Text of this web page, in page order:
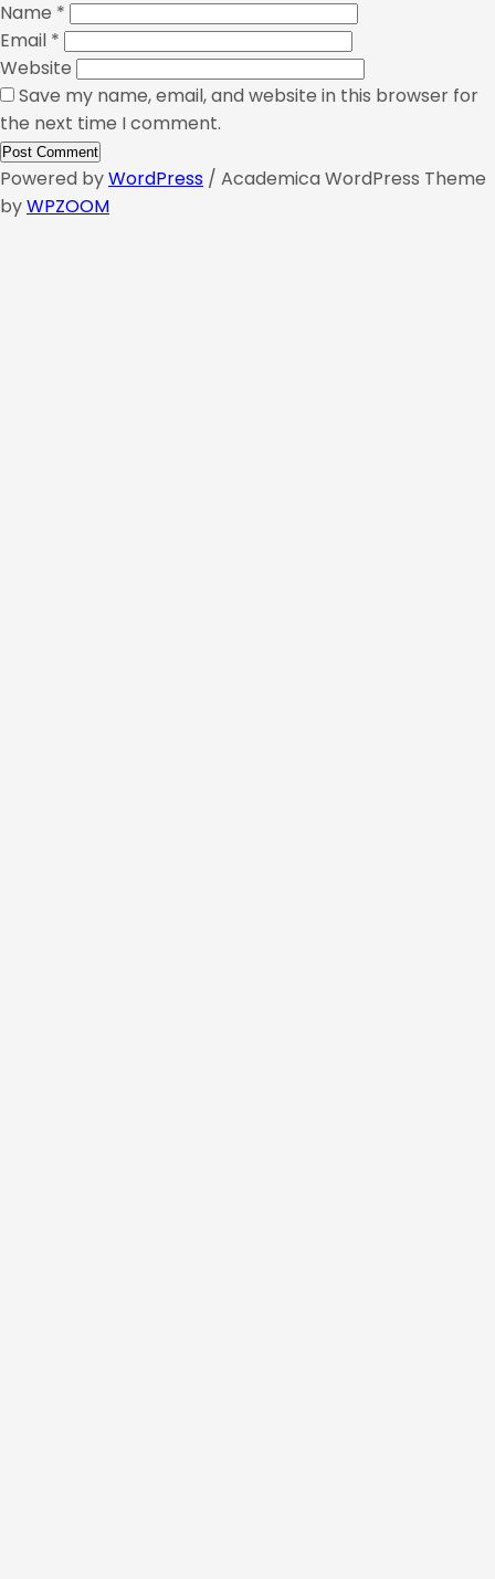
Name *
Email *
Website
Save my name, email, and website in this browser for
the next time I comment.
Powered byWordPress / Academica WordPress Theme
byWPZOOM